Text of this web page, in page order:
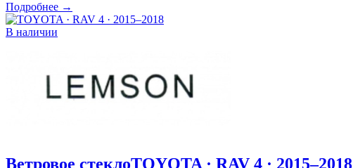
Подробнее →
В наличии
Ветровое стеклоTOYOTA · RAV 4 · 2015–2018